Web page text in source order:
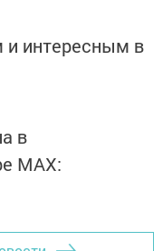
интересным в
в
MАХ: